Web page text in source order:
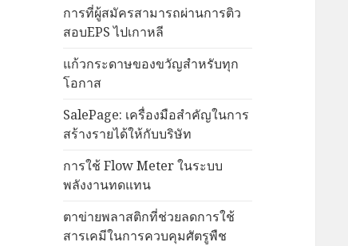
การที่ผู้สมัครสามารถผ่านการติว
สอบEPS ไปเกาหลี
แก้วกระดาษของขวัญสำหรับทุก
โอกาส
SalePage: เครื่องมือสำคัญในการ
สร้างรายได้ให้กับบริษัท
การใช้ Flow Meter ในระบบ
พลังงานทดแทน
ตาข่ายพลาสติกที่ช่วยลดการใช้
สารเคมีในการควบคุมศัตรูพืช